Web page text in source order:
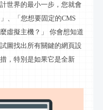
世界的最小一步，您就會
、「您想要固定的CMS
虛擬主機？」 你會想知道
圖找出所有關鍵的網頁設
，特別是如果它是全新